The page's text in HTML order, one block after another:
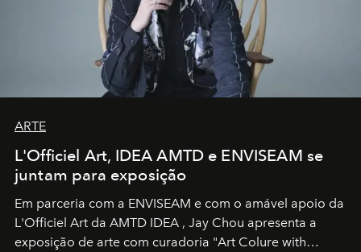
ARTE
L'Officiel Art, IDEA AMTD e ENVISEAM se
juntam para exposição
Em parceria com a ENVISEAM e com o amável apoio da
L'Officiel Art da AMTD IDEA , Jay Chou apresenta a
exposição de arte com curadoria "Art Colure with